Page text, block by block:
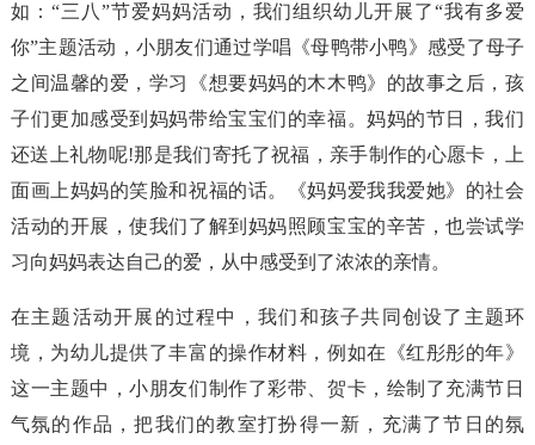
如：“三八”节爱妈妈活动，我们组织幼儿开展了“我有多爱
你”主题活动，小朋友们通过学唱《母鸭带小鸭》感受了母子
之间温馨的爱，学习《想要妈妈的木木鸭》的故事之后，孩
子们更加感受到妈妈带给宝宝们的幸福。妈妈的节日，我们
还送上礼物呢!那是我们寄托了祝福，亲手制作的心愿卡，上
面画上妈妈的笑脸和祝福的话。《妈妈爱我我爱她》的社会
活动的开展，使我们了解到妈妈照顾宝宝的辛苦，也尝试学
习向妈妈表达自己的爱，从中感受到了浓浓的亲情。
在主题活动开展的过程中，我们和孩子共同创设了主题环
境，为幼儿提供了丰富的操作材料，例如在《红彤彤的年》
这一主题中，小朋友们制作了彩带、贺卡，绘制了充满节日
气氛的作品，把我们的教室打扮得一新，充满了节日的氛